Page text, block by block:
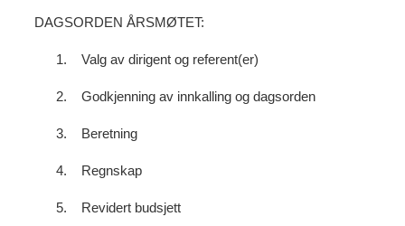
DAGSORDEN ÅRSMØTET:
1. Valg av dirigent og referent(er)
2. Godkjenning av innkalling og dagsorden
3. Beretning
4. Regnskap
5. Revidert budsjett